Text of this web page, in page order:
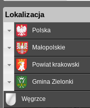
Lokalizacja
Polska
Małopolskie
Powiat krakowski
Gmina Zielonki
Węgrzce